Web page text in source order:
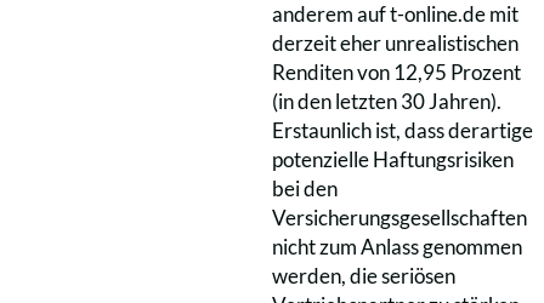
anderem auf t-online.de mit
derzeit eher unrealistischen
Renditen von 12,95 Prozent
(in den letzten 30 Jahren).
Erstaunlich ist, dass derartige
potenzielle Haftungsrisiken
bei den
Versicherungsgesellschaften
nicht zum Anlass genommen
werden, die seriösen